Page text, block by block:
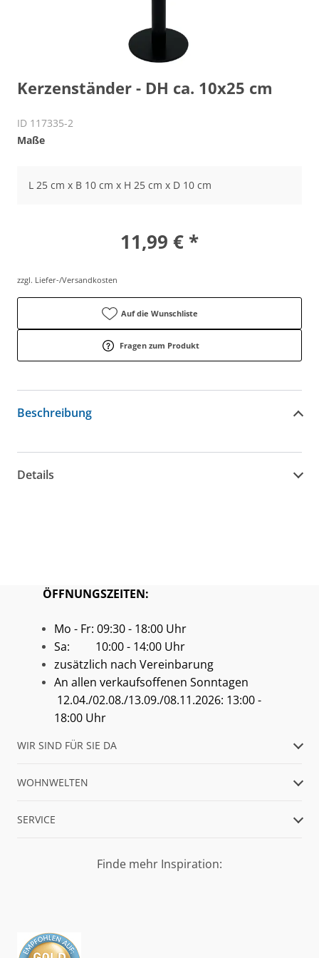
Kerzenständer - DH ca. 10x25 cm
ID 117335-2
Maße
L 25 cm x B 10 cm x H 25 cm x D 10 cm
11,99 € *
zzgl. Liefer-/Versandkosten
Auf die Wunschliste
Fragen zum Produkt
Beschreibung
Details
ÖFFNUNGSZEITEN:
Mo - Fr: 09:30 - 18:00 Uhr
Sa: 10:00 - 14:00 Uhr
zusätzlich nach Vereinbarung
An allen verkaufsoffenen Sonntagen
12.04./02.08./13.09./08.11.2026: 13:00 -
18:00 Uhr
WIR SIND FÜR SIE DA
WOHNWELTEN
SERVICE
Finde mehr Inspiration: